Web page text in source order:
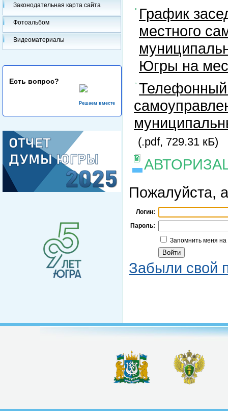
Законодательная карта сайта
Фотоальбом
Видеоматериалы
Есть вопрос?
Решаем вместе
График
местного
Югры на
Телефонный
(.pdf, 729.31 кБ)
Пожалуйста,
Логин:
Пароль:
Запомнить меня
Забыли свой